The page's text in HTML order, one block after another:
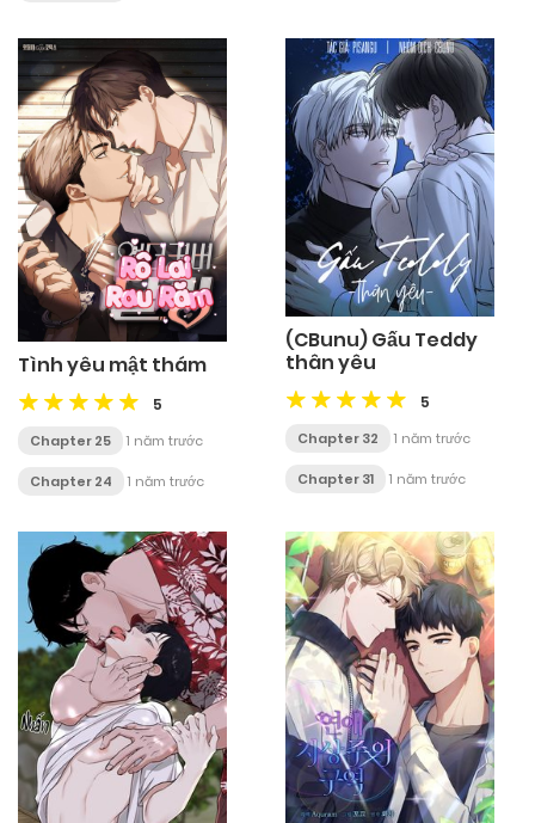
Tình yêu mật thám
5
Chapter 25 1 năm trước
Chapter 24 1 năm trước
(CBunu) Gấu Teddy
thân yêu
5
Chapter 32 1 năm trước
Chapter 31 1 năm trước